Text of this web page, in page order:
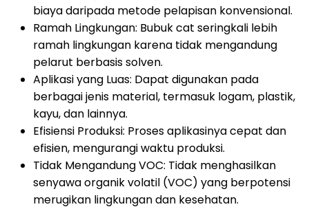
biaya daripada metode pelapisan konvensional.
Ramah Lingkungan: Bubuk cat seringkali lebih
ramah lingkungan karena tidak mengandung
pelarut berbasis solven.
Aplikasi yang Luas: Dapat digunakan pada
berbagai jenis material, termasuk logam, plastik,
kayu, dan lainnya.
Efisiensi Produksi: Proses aplikasinya cepat dan
efisien, mengurangi waktu produksi.
Tidak Mengandung VOC: Tidak menghasilkan
senyawa organik volatil (VOC) yang berpotensi
merugikan lingkungan dan kesehatan.